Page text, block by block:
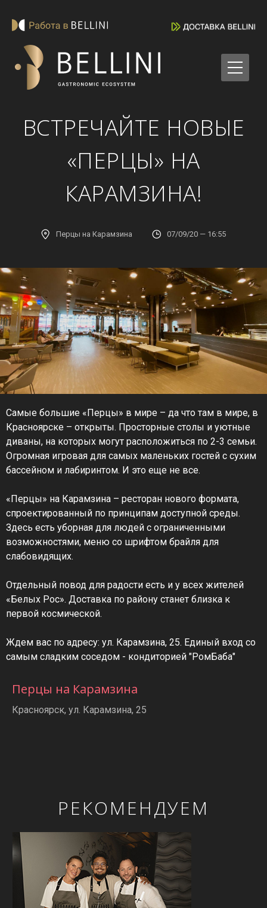
ВСТРЕЧАЙТЕ НОВЫЕ
«ПЕРЦЫ» НА
КАРАМЗИНА!
Перцы на Карамзина 07/09/20 — 16:55
Самые большие «Перцы» в мире – да что там в мире, в
Красноярске – открыты. Просторные столы и уютные
диваны, на которых могут расположиться по 2-3 семьи.
Огромная игровая для самых маленьких гостей с сухим
бассейном и лабиринтом. И это еще не все.
«Перцы» на Карамзина – ресторан нового формата,
спроектированный по принципам доступной среды.
Здесь есть уборная для людей с ограниченными
возможностями, меню со шрифтом брайля для
слабовидящих.
Отдельный повод для радости есть и у всех жителей
«Белых Рос». Доставка по району станет близка к
первой космической.
Ждем вас по адресу: ул. Карамзина, 25. Единый вход со
самым сладким соседом - кондиторией "РомБаба"
Перцы на Карамзина
Красноярск, ул. Карамзина, 25
РЕКОМЕНДУЕМ